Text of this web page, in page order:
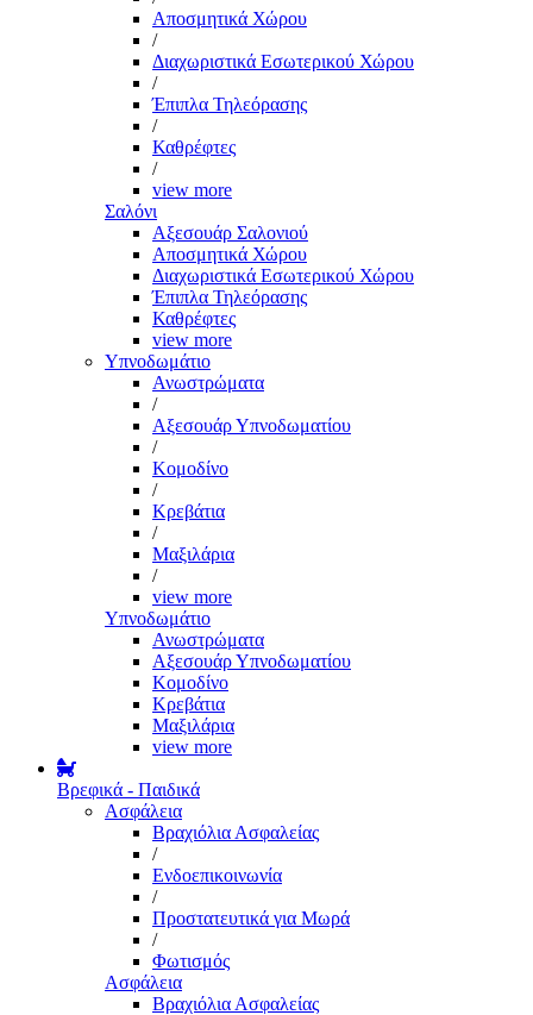
Αποσμητικά Χώρου
/
Διαχωριστικά Εσωτερικού Χώρου
/
Έπιπλα Τηλεόρασης
/
Καθρέφτες
/
view more
Σαλόνι
Αξεσουάρ Σαλονιού
Αποσμητικά Χώρου
Διαχωριστικά Εσωτερικού Χώρου
Έπιπλα Τηλεόρασης
Καθρέφτες
view more
Υπνοδωμάτιο
Ανωστρώματα
/
Αξεσουάρ Υπνοδωματίου
/
Κομοδίνο
/
Κρεβάτια
/
Μαξιλάρια
/
view more
Υπνοδωμάτιο
Ανωστρώματα
Αξεσουάρ Υπνοδωματίου
Κομοδίνο
Κρεβάτια
Μαξιλάρια
view more
Βρεφικά - Παιδικά
Ασφάλεια
Βραχιόλια Ασφαλείας
/
Ενδοεπικοινωνία
/
Προστατευτικά για Μωρά
/
Φωτισμός
Ασφάλεια
Βραχιόλια Ασφαλείας